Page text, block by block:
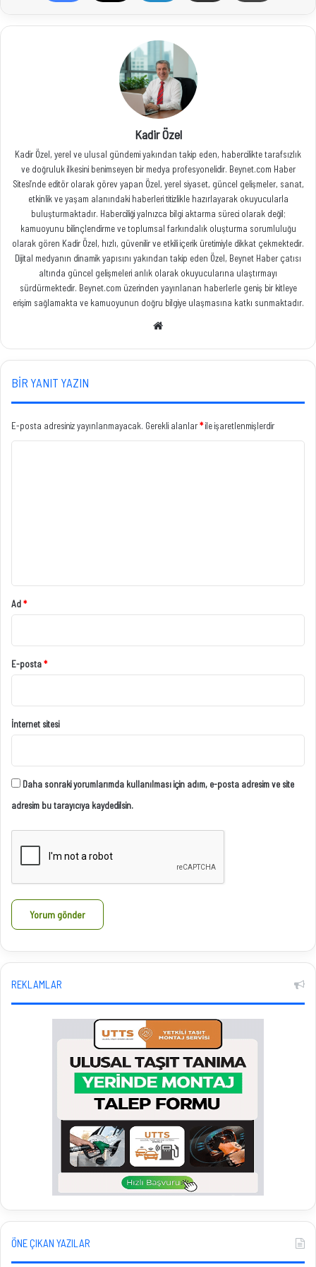
Kadir Özel
Kadir Özel, yerel ve ulusal gündemi yakından takip eden, habercilikte tarafsızlık
ve doğruluk ilkesini benimseyen bir medya profesyonelidir. Beynet.com Haber
Sitesi’nde editör olarak görev yapan Özel, yerel siyaset, güncel gelişmeler, sanat,
etkinlik ve yaşam alanındaki haberleri titizlikle hazırlayarak okuyucularla
buluşturmaktadır. Haberciliği yalnızca bilgi aktarma süreci olarak değil;
kamuoyunu bilinçlendirme ve toplumsal farkındalık oluşturma sorumluluğu
olarak gören Kadir Özel, hızlı, güvenilir ve etkili içerik üretimiyle dikkat çekmektedir.
Dijital medyanın dinamik yapısını yakından takip eden Özel, Beynet Haber çatısı
altında güncel gelişmeleri anlık olarak okuyucularına ulaştırmayı
sürdürmektedir. Beynet.com üzerinden yayınlanan haberlerle geniş bir kitleye
erişim sağlamakta ve kamuoyunun doğru bilgiye ulaşmasına katkı sunmaktadır.
BIR YANIT YAZIN
E-posta adresiniz yayınlanmayacak. Gerekli alanlar*ile işaretlenmişlerdir
Ad*
E-posta*
İnternet sitesi
Daha sonraki yorumlarımda kullanılması için adım, e-posta adresim ve site
adresim bu tarayıcıya kaydedilsin.
REKLAMLAR
ÖNE ÇIKAN YAZILAR